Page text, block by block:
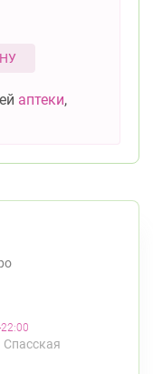
аптеки,
Спасская